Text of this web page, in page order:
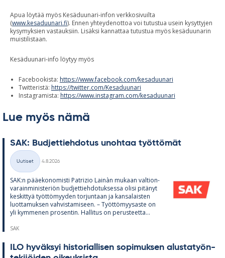
Apua löytää myös Kesäduunari-infon verkkosivuilta
(www.kesaduunari.fi). Ennen yhteydenottoa voi tutustua usein kysyttyjen
kysymyksien vastauksiin. Lisäksi kannattaa tutustua myös kesäduunarin
muistilistaan.
Kesäduunari-info löytyy myös
Facebookista: https://www.facebook.com/kesaduunari
Twitteristä: https://twitter.com/Kesaduunari
Instagramista: https://www.instagram.com/kesaduunari
Lue myös nämä
SAK: Bud­jet­tieh­do­tus unoh­taa työt­tö­mät
Kategoriat
Uutiset
4.8.2026
SAK:n pää­e­ko­no­misti Pat­rizio Lainàn mu­kaan val­tion­
va­rain­mi­nis­te­riön bud­jet­tieh­do­tuk­sessa olisi pi­tä­nyt
kes­kit­tyä työt­tö­myy­den tor­jun­taan ja kan­sa­lais­ten
luot­ta­muk­sen vah­vis­ta­mi­seen. – Työt­tö­myy­saste on
yli kym­me­nen pro­sen­tin. Hal­li­tus on pe­rus­teetta...
SAK
ILO hy­väk­syi his­to­rial­li­sen so­pi­muk­sen alus­ta­työn­